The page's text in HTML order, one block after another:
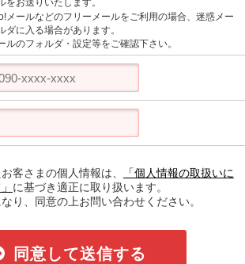
をお送りいたします。
メールなどのフリーメールをご利用の場合、迷惑メー
ダに入る場合があります。
ルのフォルダ・設定等をご確認下さい。
客さまの個人情報は、
「個人情報の取扱いに
に基づき適正に取り扱います。
り、同意の上お問い合わせください。
同意して送信する